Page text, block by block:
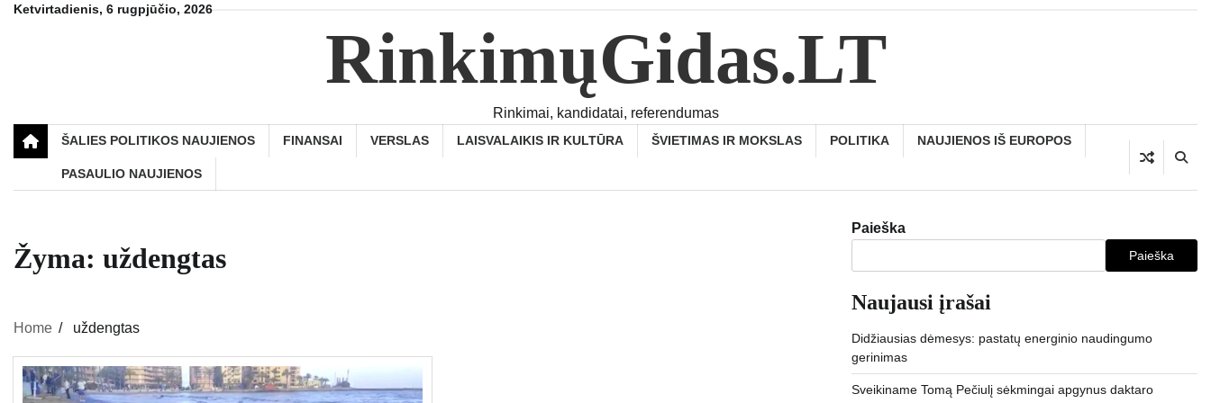
SkipKetvirtadienis, 6 rugpjūčio, 2026
RinkimųGidas.LT
Rinkimai, kandidatai, referendumas
ŠALIES POLITIKOS NAUJIENOS FINANSAI VERSLAS LAISVALAIKIS IR KULTŪRA ŠVIETIMAS IR MOKSLAS POLITIKA NAUJIENOS IŠ EUROPOS
PASAULIO NAUJIENOS
Žyma: uždengtas
Home uždengtas
Paieška
Paieška
Naujausi įrašai
Didžiausias dėmesys: pastatų energinio naudingumo
gerinimas
Sveikiname Tomą Pečiulį sėkmingai apgynus daktaro